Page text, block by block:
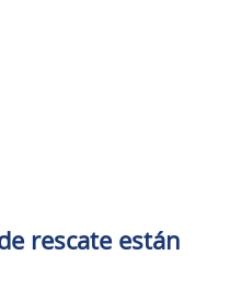
rescate están